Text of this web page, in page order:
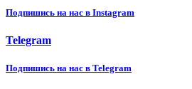
Подпишиcь на нас в Instagram
Telegram
Подпишиcь на нас в Telegram